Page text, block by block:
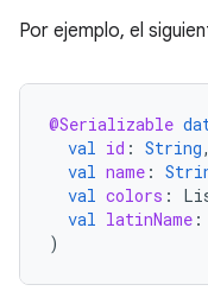
Por ejemplo, el
@Serializable
val id : String,
val name :
val colors :
val latinName :
)